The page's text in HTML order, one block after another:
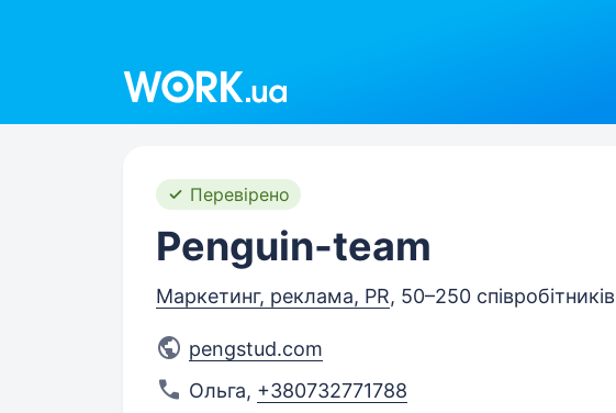
Перевірено
Penguin-team
Маркетинг, реклама, PR, 50–250 співробітників
pengstud.com
Ольга, +380732771788